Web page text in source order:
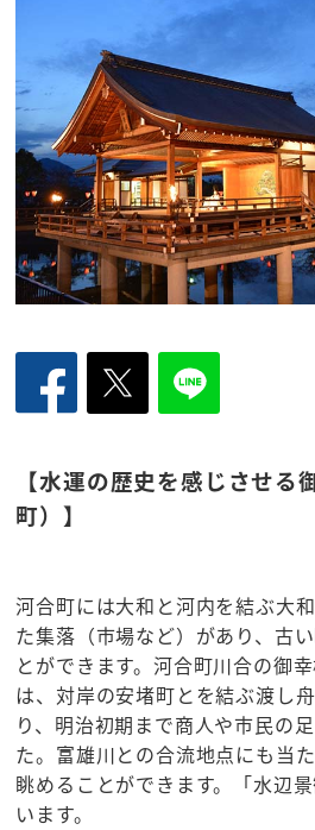
【水運の歴史を感じさせる
町）】
河合町には大和と河内を結ぶ大
た集落（市場など）があり、古
とができます。河合町川合の御
は、対岸の安堵町とを結ぶ渡し
り、明治初期まで商人や市民の
た。富雄川との合流地点にも当
眺めることができます。「水辺
います。